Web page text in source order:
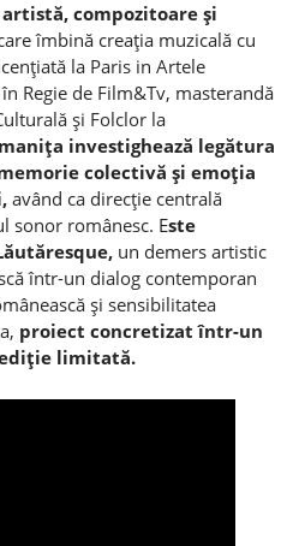
compozitoare şi
îmbină creaţia muzicală cu
la Paris in Artele
Regie de Film&Tv, masterandă
şi Folclor la
investighează legătura
colectivă şi emoţia
având ca direcţie centrală
sonor românesc. Este
un demers artistic
într-un dialog contemporan
şi sensibilitatea
proiect concretizat într-un
limitată.